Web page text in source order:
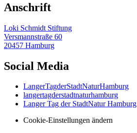
Anschrift
Loki Schmidt Stiftung
Versmannstraße 60
20457 Hamburg
Social Media
LangerTagderStadtNaturHamburg
langertagderstadtnaturhamburg
Langer Tag der StadtNatur Hamburg
Cookie-Einstellungen ändern